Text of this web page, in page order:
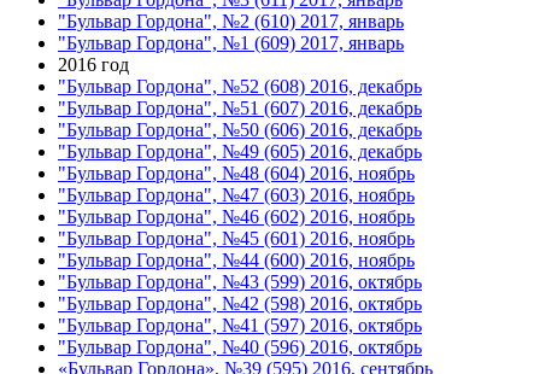
"Бульвар Гордона", №2 (610) 2017, январь
"Бульвар Гордона", №1 (609) 2017, январь
2016 год
"Бульвар Гордона", №52 (608) 2016, декабрь
"Бульвар Гордона", №51 (607) 2016, декабрь
"Бульвар Гордона", №50 (606) 2016, декабрь
"Бульвар Гордона", №49 (605) 2016, декабрь
"Бульвар Гордона", №48 (604) 2016, ноябрь
"Бульвар Гордона", №47 (603) 2016, ноябрь
"Бульвар Гордона", №46 (602) 2016, ноябрь
"Бульвар Гордона", №45 (601) 2016, ноябрь
"Бульвар Гордона", №44 (600) 2016, ноябрь
"Бульвар Гордона", №43 (599) 2016, октябрь
"Бульвар Гордона", №42 (598) 2016, октябрь
"Бульвар Гордона", №41 (597) 2016, октябрь
"Бульвар Гордона", №40 (596) 2016, октябрь
«Бульвар Гордона», №39 (595) 2016, сентябрь